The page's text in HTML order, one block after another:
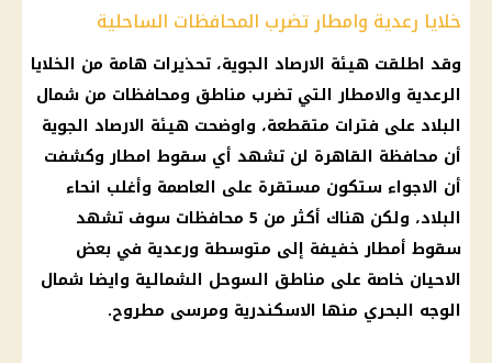
خلايا رعدية وامطار تضرب المحافظات الساحلية
وقد اطلقت هيئة الارصاد الجوية، تحذيرات هامة من الخلايا
الرعدية والامطار التي تضرب مناطق ومحافظات من شمال
البلاد على فترات متقطعة، واوضحت هيئة الارصاد الجوية
أن محافظة القاهرة لن تشهد أي سقوط امطاروكشفت
أن الاجواء ستكون مستقرة على العاصمة وأغلب انحاء
البلاد، ولكن هناك أكثر من 5 محافظات سوف تشهد
سقوط أمطار خفيفة إلى متوسطة ورعدية في بعض
الاحيان خاصة على مناطق السوحل الشمالية وايضا شمال
الوجه البحري منها الاسكندرية ومرسى مطروح.